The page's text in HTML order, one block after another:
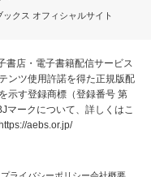
ックス オフィシャルサイト
書店・電子書籍配信サービス
ンツ使用許諾を得た正規版配
示す登録商標（登録番号 第
マークについて、詳しくはこ
aebs.or.jp/
プライバシーポリシー会社概要